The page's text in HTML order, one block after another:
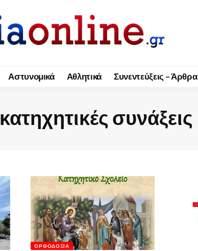
Αστυνομικά Αθλητικά Συνεντεύξεις – Άρθρα
κατηχητικές συνάξεις
ΟΡΘΟΔΟΞΊΑ